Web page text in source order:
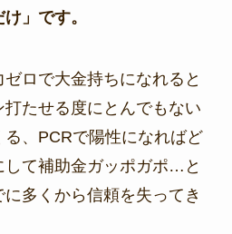
」です。
ロで大金持ちになれると
たせる度にとんでもない
、PCRで陽性になればど
して補助金ガッポガポ…と
多くから信頼を失ってき